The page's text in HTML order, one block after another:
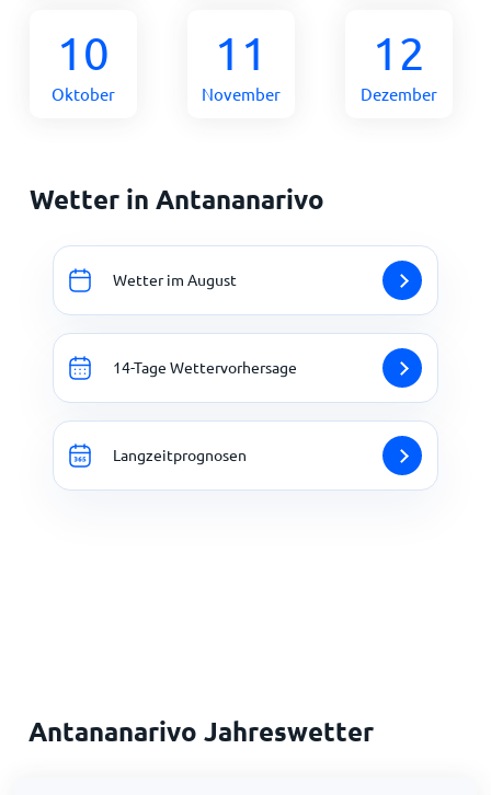
10
Oktober
11
November
12
Dezember
Wetter in Antananarivo
Wetter im August
14-Tage Wettervorhersage
Langzeitprognosen
Antananarivo Jahreswetter